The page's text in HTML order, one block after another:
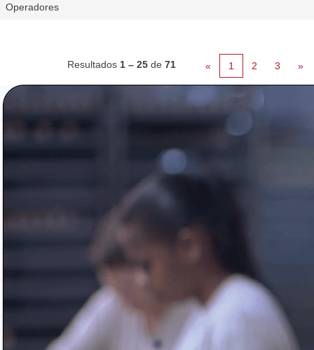
Operadores
Resultados 1 – 25 de 71 « 1 2 3 »